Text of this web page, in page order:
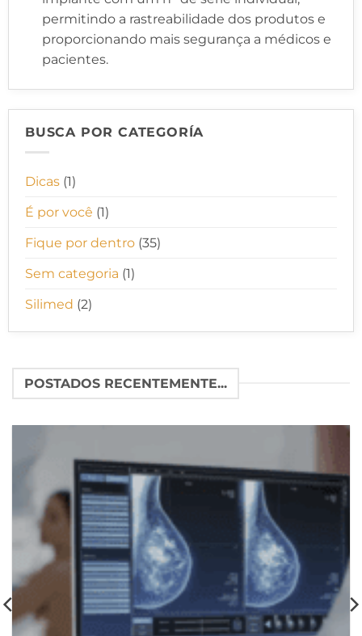
permitindo a rastreabilidade dos produtos e
proporcionando mais segurança a médicos e
pacientes.
BUSCA POR CATEGORÍA
Dicas (1)
É por você (1)
Fique por dentro (35)
Sem categoria (1)
Silimed (2)
POSTADOS RECENTEMENTE...